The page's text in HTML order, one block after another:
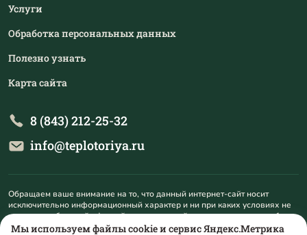
Услуги
Обработка персональных данных
Полезно узнать
Карта сайта
8 (843) 212-25-32
info@teplotoriya.ru
Обращаем ваше внимание на то, что данный интернет-сайт носит
исключительно информационный характер и ни при каких условиях не
является публичной офертой, определяемой положениями пункта 1
статьи 437 Гражданского кодекса Российской Федерации. Для
Мы используем файлы cookie и сервис Яндекс.Метрика